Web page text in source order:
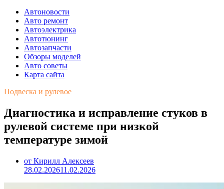
Автоновости
Авто ремонт
Автоэлектрика
Автотюнинг
Автозапчасти
Обзоры моделей
Авто советы
Карта сайта
Подвеска и рулевое
Диагностика и исправление стуков в
рулевой системе при низкой
температуре зимой
от Кирилл Алексеев
28.02.202611.02.2026